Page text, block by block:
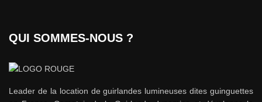
QUI SOMMES-NOUS ?
Leader de la location de guirlandes lumineuses dites guinguettes